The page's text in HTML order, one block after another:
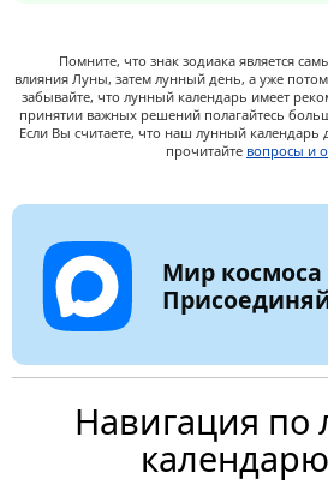
Помните, что знак зодиака является
влияния Луны, затем лунный день, а уже
забывайте, что лунный календарь имеет
принятии важных решений полагайтесь
Если Вы считаете, что наш лунный календарь
прочитайте вопросы и
Мир космоса
Навигация по